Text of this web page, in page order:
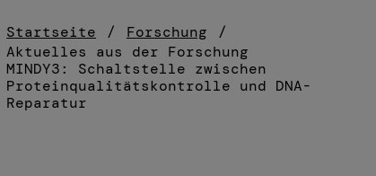
Startseite / Forschung
/
Aktuelles aus der Forschung
MINDY3: Schaltstelle zwischen
Proteinqualitätskontrolle und DNA-
Reparatur